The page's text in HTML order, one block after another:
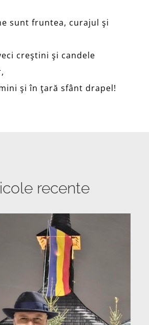
sunt fruntea, curajul şi
creştini şi candele
şi în ţară sfânt drapel!
recente